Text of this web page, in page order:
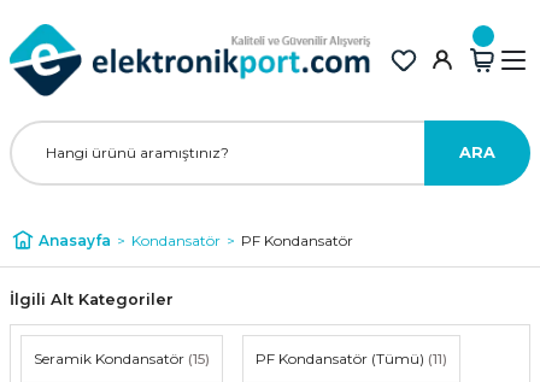
ARA
Anasayfa Kondansatör PF Kondansatör
İlgili Alt Kategoriler
Seramik Kondansatör (15) PF Kondansatör (Tümü) (11)